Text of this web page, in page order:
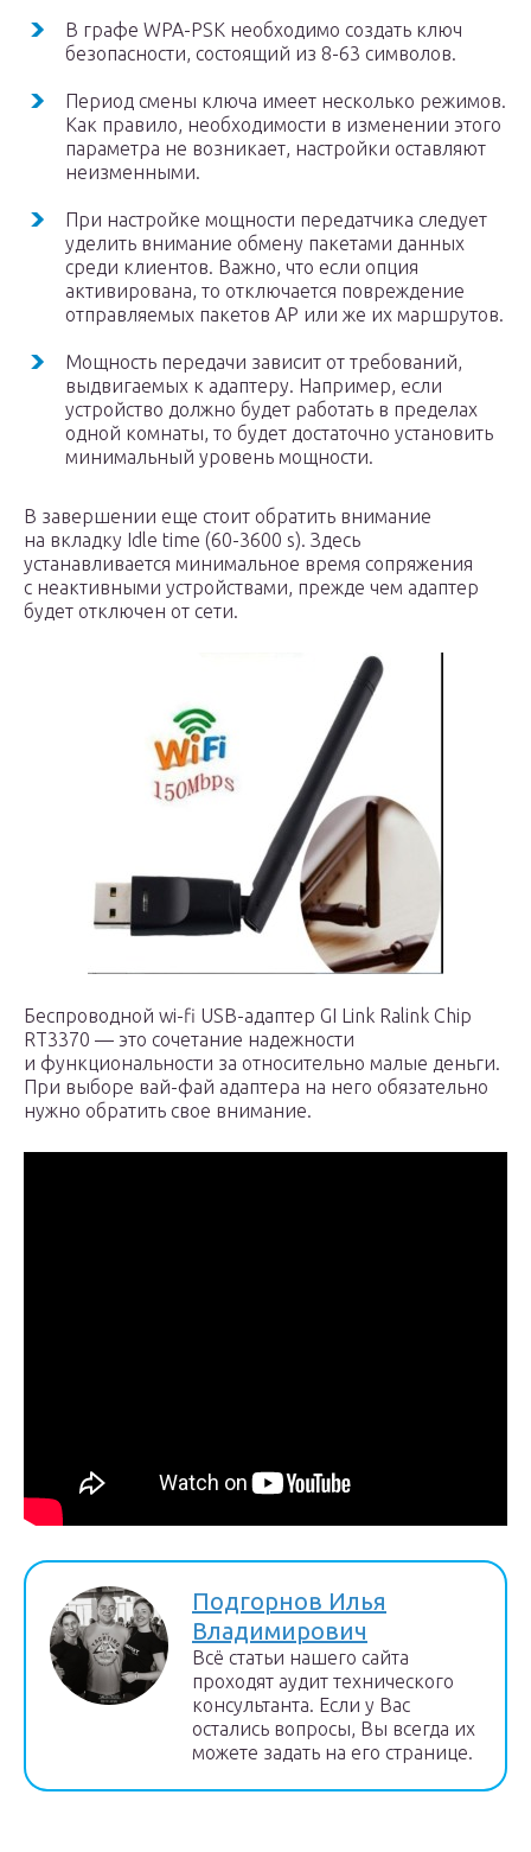
В графе WPA-PSK необходимо создать ключ
безопасности, состоящий из 8-63 символов.
Период смены ключа имеет несколько режимов.
Как правило, необходимости в изменении этого
параметра не возникает, настройки оставляют
неизменными.
При настройке мощности передатчика следует
уделить внимание обмену пакетами данных
среди клиентов. Важно, что если опция
активирована, то отключается повреждение
отправляемых пакетов АР или же их маршрутов.
Мощность передачи зависит от требований,
выдвигаемых к адаптеру. Например, если
устройство должно будет работать в пределах
одной комнаты, то будет достаточно установить
минимальный уровень мощности.
В завершении еще стоит обратить внимание
на вкладку Idle time (60-3600 s). Здесь
устанавливается минимальное время сопряжения
с неактивными устройствами, прежде чем адаптер
будет отключен от сети.
Беспроводной wi-fi USB-адаптер GI Link Ralink Chip
RT3370 — это сочетание надежности
и функциональности за относительно малые деньги.
При выборе вай-фай адаптера на него обязательно
нужно обратить свое внимание.
Подгорнов Илья
Владимирович
Всё статьи нашего сайта
проходят аудит технического
консультанта. Если у Вас
остались вопросы, Вы всегда их
можете задать на его странице.